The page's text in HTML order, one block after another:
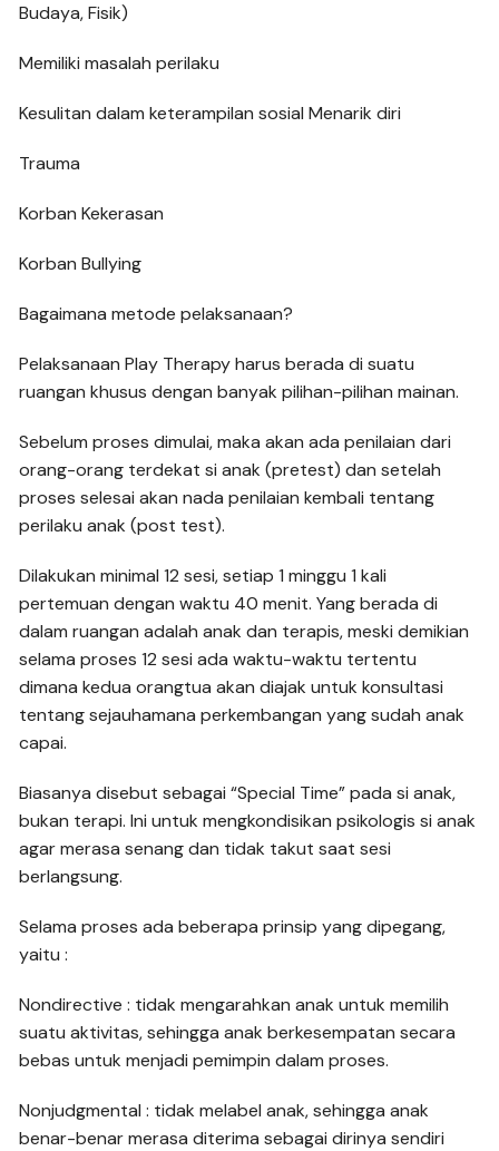
Budaya, Fisik)
Memiliki masalah perilaku
Kesulitan dalam keterampilan sosial Menarik diri
Trauma
Korban Kekerasan
Korban Bullying
Bagaimana metode pelaksanaan?
Pelaksanaan Play Therapy harus berada di suatu
ruangan khusus dengan banyak pilihan-pilihan mainan.
Sebelum proses dimulai, maka akan ada penilaian dari
orang-orang terdekat si anak (pretest) dan setelah
proses selesai akan nada penilaian kembali tentang
perilaku anak (post test).
Dilakukan minimal 12 sesi, setiap 1 minggu 1 kali
pertemuan dengan waktu 40 menit. Yang berada di
dalam ruangan adalah anak dan terapis, meski demikian
selama proses 12 sesi ada waktu-waktu tertentu
dimana kedua orangtua akan diajak untuk konsultasi
tentang sejauhamana perkembangan yang sudah anak
capai.
Biasanya disebut sebagai “Special Time” pada si anak,
bukan terapi. Ini untuk mengkondisikan psikologis si anak
agar merasa senang dan tidak takut saat sesi
berlangsung.
Selama proses ada beberapa prinsip yang dipegang,
yaitu :
Nondirective : tidak mengarahkan anak untuk memilih
suatu aktivitas, sehingga anak berkesempatan secara
bebas untuk menjadi pemimpin dalam proses.
Nonjudgmental : tidak melabel anak, sehingga anak
benar-benar merasa diterima sebagai dirinya sendiri